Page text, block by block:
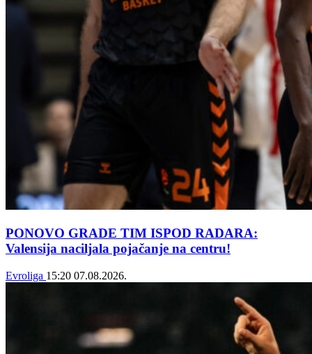
PONOVO GRADE TIM ISPOD RADARA:
Valensija naciljala pojačanje na centru!
Evroliga 15:20 07.08.2026.